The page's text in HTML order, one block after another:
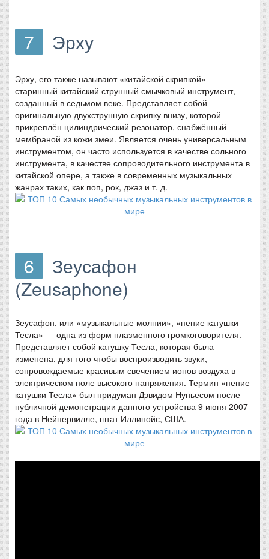
7 Эрху
Эрху, его также называют «китайской скрипкой» —
старинный китайский струнный смычковый инструмент,
созданный в седьмом веке. Представляет собой
оригинальную двухструнную скрипку внизу, которой
прикреплён цилиндрический резонатор, снабжённый
мембраной из кожи змеи. Является очень универсальным
инструментом, он часто используется в качестве сольного
инструмента, в качестве сопроводительного инструмента в
китайской опере, а также в современных музыкальных
жанрах таких, как поп, рок, джаз и т. д.
6
Зеусафон
(Zeusaphone)
Зеусафон, или «музыкальные молнии», «пение катушки
Тесла» — одна из форм плазменного громкоговорителя.
Представляет собой катушку Тесла, которая была
изменена, для того чтобы воспроизводить звуки,
сопровождаемые красивым свечением ионов воздуха в
электрическом поле высокого напряжения. Термин «пение
катушки Тесла» был придуман Дэвидом Нуньесом после
публичной демонстрации данного устройства 9 июня 2007
года в Нейпервилле, штат Иллинойс, США.